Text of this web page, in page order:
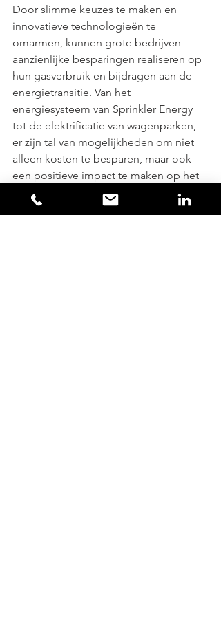
Door slimme keuzes te maken en
innovatieve technologieën te
omarmen, kunnen grote bedrijven
aanzienlijke besparingen realiseren op
hun gasverbruik en bijdragen aan de
energietransitie. Van het
energiesysteem van Sprinkler Energy
tot de elektrificatie van wagenparken,
er zijn tal van mogelijkheden om niet
alleen kosten te besparen, maar ook
een positieve impact te maken op het
milieu. Neem de leiding in de
energietransitie en maak uw bedrijf